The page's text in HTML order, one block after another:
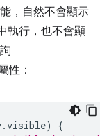
，自然不會顯示
執行，也不會顯
性：
.visible)
{